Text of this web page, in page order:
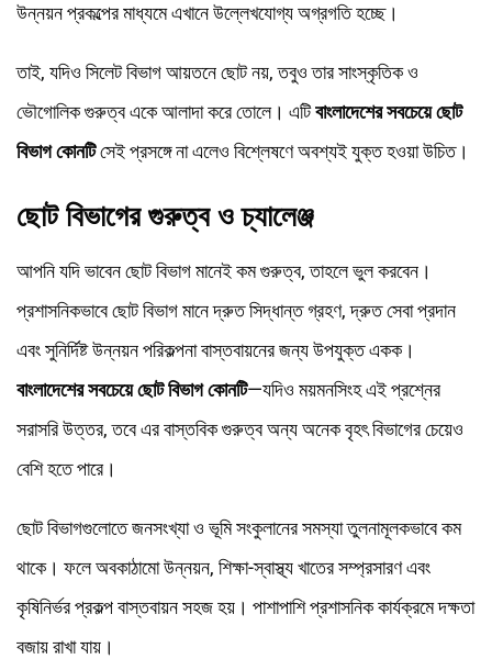
উন্নয়ন প্রকল্পের মাধ্যমে এখানে উল্লেখযোগ্য অগ্রগতি হচ্ছে।
তাই, যদিও সিলেট বিভাগ আয়তনে ছোট নয়, তবুও তার সাংস্কৃতিক ও
ভৌগোলিক গুরুত্ব একে আলাদা করে তোলে। এটিবাংলাদেশের সবচেয়ে ছোট
বিভাগ কোনটিসেই প্রসঙ্গে না এলেও বিশ্লেষণে অবশ্যই যুক্ত হওয়া উচিত।
ছোট বিভাগের গুরুত্ব ও চ্যালেঞ্জ
আপনি যদি ভাবেন ছোট বিভাগ মানেই কম গুরুত্ব, তাহলে ভুল করবেন।
প্রশাসনিকভাবে ছোট বিভাগ মানে দ্রুত সিদ্ধান্ত গ্রহণ, দ্রুত সেবা প্রদান
এবং সুনির্দিষ্ট উন্নয়ন পরিকল্পনা বাস্তবায়নের জন্য উপযুক্ত একক।
বাংলাদেশের সবচেয়ে ছোট বিভাগ কোনটি—যদিও ময়মনসিংহ এই প্রশ্নের
সরাসরি উত্তর, তবে এর বাস্তবিক গুরুত্ব অন্য অনেক বৃহৎ বিভাগের চেয়েও
বেশি হতে পারে।
ছোট বিভাগগুলোতে জনসংখ্যা ও ভূমি সংকুলানের সমস্যা তুলনামূলকভাবে কম
থাকে। ফলে অবকাঠামো উন্নয়ন, শিক্ষা-স্বাস্থ্য খাতের সম্প্রসারণ এবং
কৃষিনির্ভর প্রকল্প বাস্তবায়ন সহজ হয়। পাশাপাশি প্রশাসনিক কার্যক্রমে দক্ষতা
বজায় রাখা যায়।